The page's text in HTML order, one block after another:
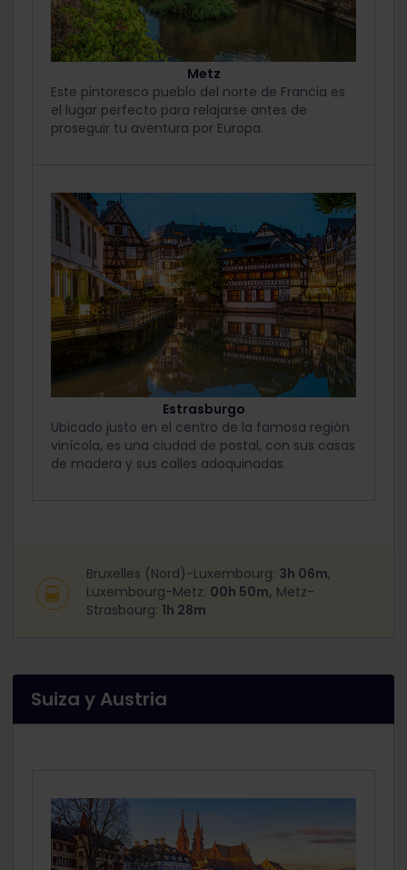
Metz
Este pintoresco pueblo del norte de Francia es
el lugar perfecto para relajarse antes de
proseguir tu aventura por Europa.
Estrasburgo
Ubicado justo en el centro de la famosa región
vinícola, es una ciudad de postal, con sus casas
de madera y sus calles adoquinadas.
Bruxelles (Nord)-Luxembourg: 3h 06m,
Luxembourg-Metz: 00h 50m, Metz-
Strasbourg: 1h 28m
Suiza y Austria